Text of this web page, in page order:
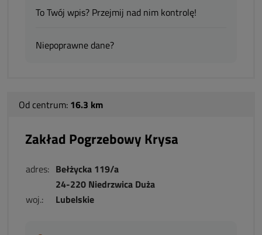
To Twój wpis? Przejmij nad nim kontrolę!
Niepoprawne dane?
Od centrum: 16.3 km
Zakład Pogrzebowy Krysa
adres: Bełżycka 119/a
24-220 Niedrzwica Duża
woj.:
Lubelskie